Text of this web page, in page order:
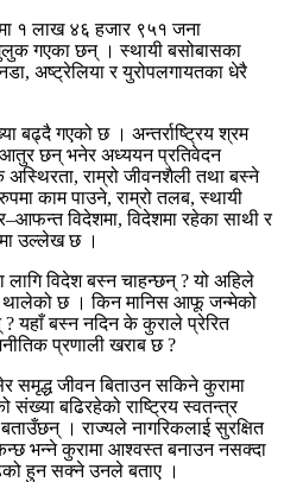
१ लाख ४६ हजार ९५१ जना
मुलुक गएका छन् । स्थायी बसोबासका
, अष्ट्रेलिया र युरोपलगायतका धेरै
बढ्दै गएको छ । अन्तर्राष्ट्रिय श्रम
छन् भनेर अध्ययन प्रतिवेदन
अस्थिरता,राम्रो जीवनशैली तथा बस्ने
काम पाउने,राम्रो तलब,स्थायी
–आफन्त विदेशमा,विदेशमा रहेका साथी र
उल्लेख छ ।
लागि विदेश बस्न चाहन्छन्?यो अहिले
थालेको छ । किन मानिस आफू जन्मेको
?यहाँ बस्न नदिन के कुराले प्रेरित
प्रणाली खराब छ?
समृद्ध जीवन बिताउन सकिने कुरामा
बढिरहेको राष्ट्रिय स्वतन्त्र
। राज्यले नागरिकलाई सुरक्षित
भन्ने कुरामा आश्वस्त बनाउन नसक्दा
हुन सक्ने उनले बताए ।